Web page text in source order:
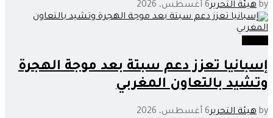
by هيئة التحرير6 أغسطس، 2026
إسبانيا تعزز دعم سبتة بعد موجة الهجرة
وتشيد بالتعاون المغربي
by هيئة التحرير6 أغسطس، 2026